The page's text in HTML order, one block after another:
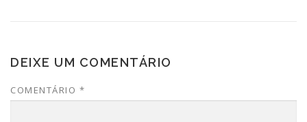
DEIXE UM COMENTÁRIO
COMENTÁRIO *